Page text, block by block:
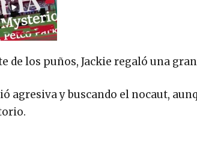
de los puños, Jackie regaló una
agresiva y buscando el nocaut,